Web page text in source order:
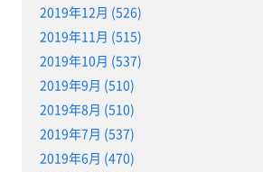
2019年12月 (526)
2019年11月 (515)
2019年10月 (537)
2019年9月 (510)
2019年8月 (510)
2019年7月 (537)
2019年6月 (470)